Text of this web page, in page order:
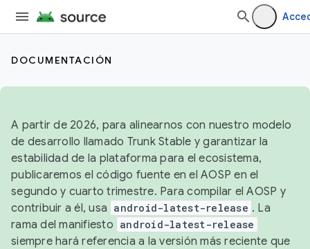
DOCUMENTACIÓN
A partir de 2026, para alinearnos con nuestro modelo
de desarrollo llamado Trunk Stable y garantizar la
estabilidad de la plataforma para el ecosistema,
publicaremos el código fuente en el AOSP en el
segundo y cuarto trimestre. Para compilar el AOSP y
contribuir a él, usa android-latest-release . La
rama del manifiesto android-latest-release
siempre hará referencia a la versión más reciente que